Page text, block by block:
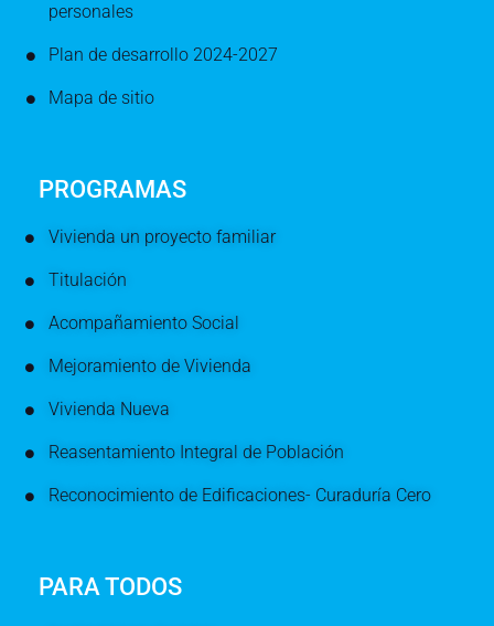
personales
Plan de desarrollo 2024-2027
Mapa de sitio
PROGRAMAS
Vivienda un proyecto familiar
Titulación
Acompañamiento Social
Mejoramiento de Vivienda
Vivienda Nueva
Reasentamiento Integral de Población
Reconocimiento de Edificaciones- Curaduría Cero
PARA TODOS